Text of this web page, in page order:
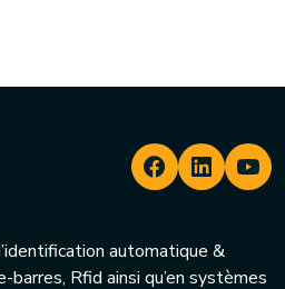
automatique &
Rfid ainsi qu’en systèmes